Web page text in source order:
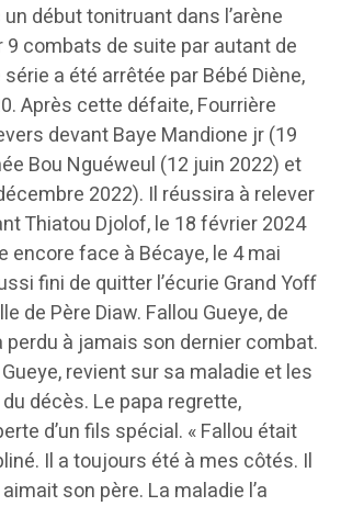
début tonitruant dans l’arène
combats de suite par autant de
a été arrêtée par Bébé Diène,
Après cette défaite, Fourrière
devant Baye Mandione jr (19
Bou Nguéweul (12 juin 2022) et
2022). Il réussira à relever
Thiatou Djolof, le 18 février 2024
encore face à Bécaye, le 4 mai
fini de quitter l’écurie Grand Yoff
de Père Diaw. Fallou Gueye, de
perdu à jamais son dernier combat.
revient sur sa maladie et les
décès. Le papa regrette,
d’un fils spécial. « Fallou était
Il a toujours été à mes côtés. Il
son père. La maladie l’a